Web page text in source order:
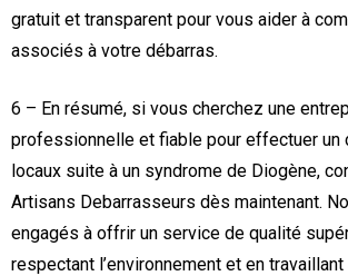
gratuit et transparent pour vous aider à
associés à votre débarras.
6 – En résumé, si vous cherchez une
professionnelle et fiable pour effectuer un
locaux suite à un syndrome de Diogène,
Artisans Debarrasseurs dès maintenant.
engagés à offrir un service de qualité
respectant l’environnement et en